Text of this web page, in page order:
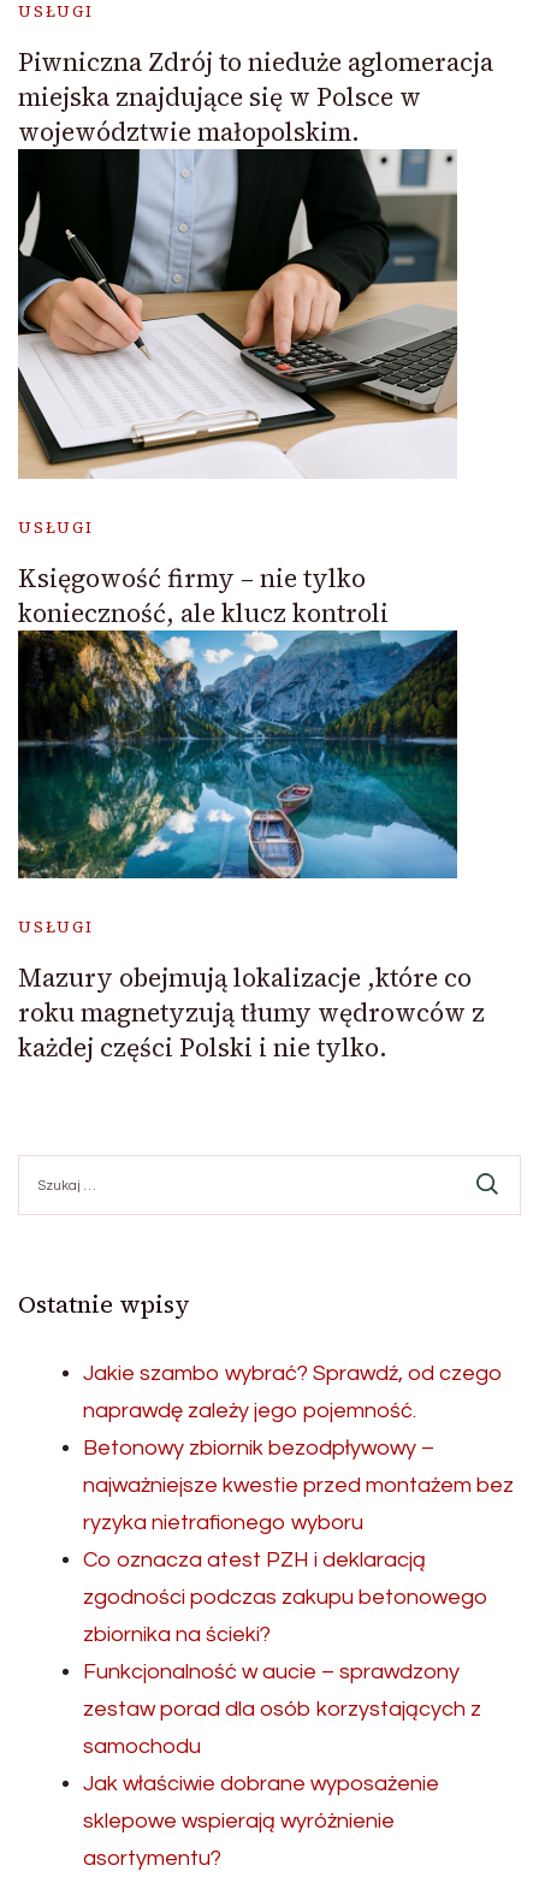
USŁUGI
Piwniczna Zdrój to nieduże aglomeracja
miejska znajdujące się w Polsce w
województwie małopolskim.
USŁUGI
Księgowość firmy – nie tylko
konieczność, ale klucz kontroli
USŁUGI
Mazury obejmują lokalizacje ,które co
roku magnetyzują tłumy wędrowców z
każdej części Polski i nie tylko.
Ostatnie wpisy
Jakie szambo wybrać? Sprawdź, od czego
naprawdę zależy jego pojemność.
Betonowy zbiornik bezodpływowy –
najważniejsze kwestie przed montażem bez
ryzyka nietrafionego wyboru
Co oznacza atest PZH i deklaracją
zgodności podczas zakupu betonowego
zbiornika na ścieki?
Funkcjonalność w aucie – sprawdzony
zestaw porad dla osób korzystających z
samochodu
Jak właściwie dobrane wyposażenie
sklepowe wspierają wyróżnienie
asortymentu?